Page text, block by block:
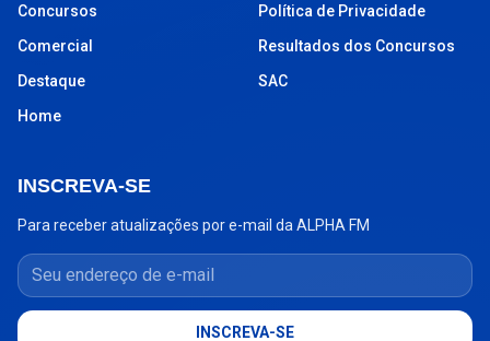
Concursos
Comercial
Destaque
Home
Política de Privacidade
Resultados dos Concursos
SAC
INSCREVA-SE
Para receber atualizações por e-mail da ALPHA FM
Seu endereço de e-mail
INSCREVA-SE